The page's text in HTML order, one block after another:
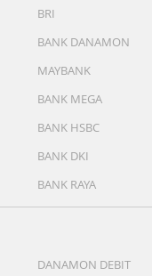
BRI
BANK DANAMON
MAYBANK
BANK MEGA
BANK HSBC
BANK DKI
BANK RAYA
DANAMON DEBIT